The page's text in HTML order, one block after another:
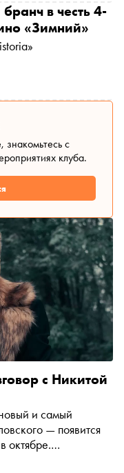
программу
и другие лучшие
в честь 4-
«Зимний»
знакомьтесь с
клуба.
с Никитой
и самый
— появится
октябре.